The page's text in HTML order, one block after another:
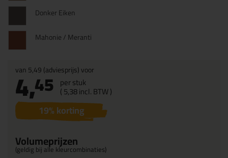
Donker Eiken
Mahonie / Meranti
van5,49(adviesprijs) voor
4,45 per stuk
(5,38incl. BTW )
19% korting
Volumeprijzen
(geldig bij alle kleurcombinaties)